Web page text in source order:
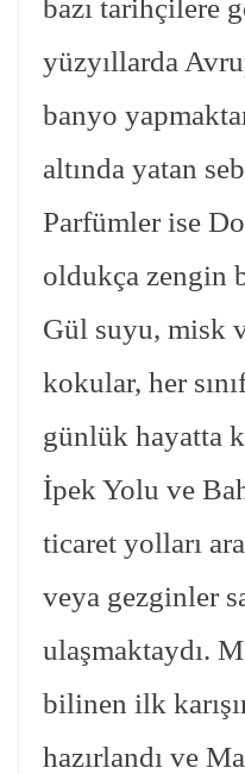
bazı tarihçilere
yüzyıllarda
banyo
altında yatan
Parfümler ise
oldukça zengin
Gül suyu, misk
kokular, her
günlük hayatta
İpek Yolu ve
ticaret yolları
veya gezginler
ulaşmaktaydı.
bilinen ilk
hazırlandı ve